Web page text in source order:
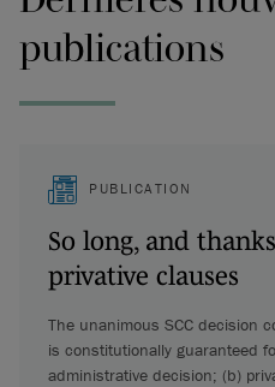
publications
PUBLICATION
So long, and
privative clauses
The unanimous SCC decision
is constitutionally guaranteed
administrative decision; (b)